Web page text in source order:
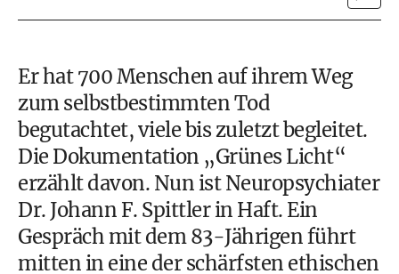
Er hat 700 Menschen auf ihrem Weg
zum selbstbestimmten Tod
begutachtet, viele bis zuletzt begleitet.
Die Dokumentation „Grünes Licht“
erzählt davon. Nun ist Neuropsychiater
Dr. Johann F. Spittler in Haft. Ein
Gespräch mit dem 83-Jährigen führt
mitten in eine der schärfsten ethischen